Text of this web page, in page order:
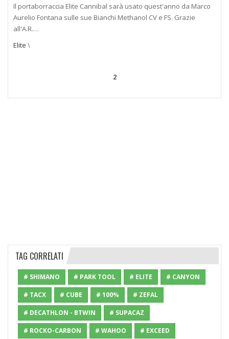
Il portaborraccia Elite Cannibal sarà usato quest'anno da Marco
Aurelio Fontana sulle sue Bianchi Methanol CV e FS. Grazie
all'A.R.…
Elite \
2
TAG CORRELATI
# SHIMANO # PARK TOOL # ELITE # CANYON
# TACX # CUBE # 100% # ZEFAL
# DECATHLON - BTWIN # SUPACAZ
# ROCKO-CARBON # WAHOO # EXCEED